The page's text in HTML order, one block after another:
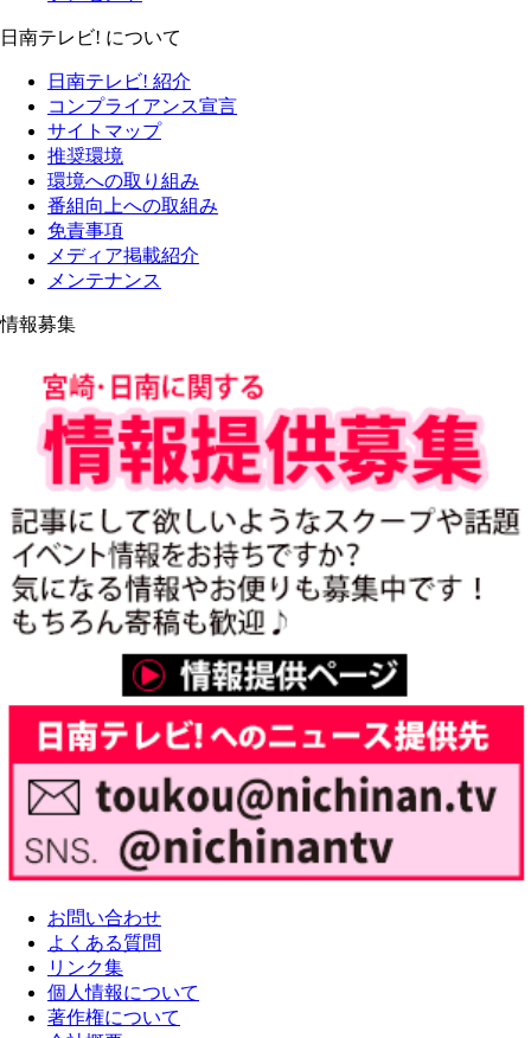
日南テレビ! について
日南テレビ! 紹介
コンプライアンス宣言
サイトマップ
推奨環境
環境への取り組み
番組向上への取組み
免責事項
メディア掲載紹介
メンテナンス
情報募集
お問い合わせ
よくある質問
リンク集
個人情報について
著作権について